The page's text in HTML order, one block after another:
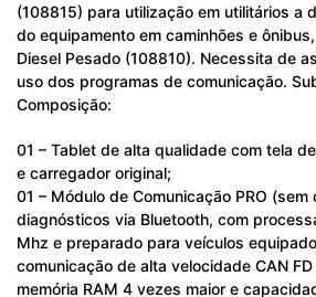
(108815) para utilização em utilitários a
do equipamento em caminhões e
Diesel Pesado (108810). Necessita de
uso dos programas de comunicação.
Composição:
01 – Tablet de alta qualidade com tela
e carregador original;
01 – Módulo de Comunicação PRO
diagnósticos via Bluetooth, com
Mhz e preparado para veículos
comunicação de alta velocidade CAN FD
memória RAM 4 vezes maior e